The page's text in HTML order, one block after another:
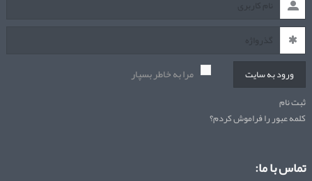
ورود به سایت مرا به خاطر بسپار
ثبت نام
کلمه عبور را فراموش کردم؟
تماس با ما: